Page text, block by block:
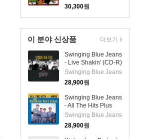
30,300원
이 분야 신상품
Swinging Blue Jeans
- Live Shakin' (CD-R)
Swinging Blue Jeans
28,900원
Swinging Blue Jeans
- All The Hits Plus
More (CD-R)
Swinging Blue Jeans
28,900원
더보기